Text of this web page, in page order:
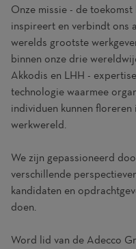
Onze missie - de
inspireert en verbindt ons
werelds grootste
binnen onze drie
Akkodis en LHH -
technologie waarmee
individuen kunnen
werkwereld.
We zijn gepassioneerd
verschillende
kandidaten en
doen.
Word lid van de Adecco